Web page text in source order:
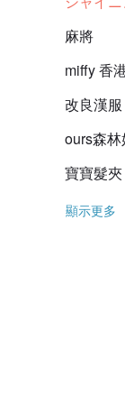
麻將
miffy 香
改良漢服
ours森
寶寶髮夾
顯示更多